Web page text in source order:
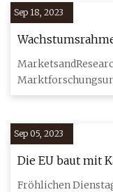
Sep 18, 2023
International,
Technologies
veröffentlicht, der
Sep 05, 2023
Die EU baut mit
Datenschutz auf
Fröhlichen Dienstag! Es ist nicht toll, wenn in